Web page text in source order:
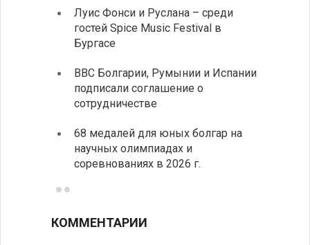
Луис Фонси и Руслана – среди
гостей Spice Music Festival в
Бургасе
ВВС Болгарии, Румынии и Испании
подписали соглашение о
сотрудничестве
68 медалей для юных болгар на
научных олимпиадах и
соревнованиях в 2026 г.
КОММЕНТАРИИ